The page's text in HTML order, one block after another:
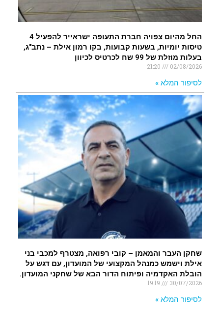
החל מהיום צפויה חברת התעופה ישראייר להפעיל 4
טיסות יומיות, בשעות קבועות, בקו רמון אילת – נתב"ג,
בעלות מוזלת של 99 שח לכרטיס לכיוון
02/08/2026
לסיפור המלא »
שחקן העבר והמאמן – קובי רפואה, מצטרף למכבי בני
אילת וישמש כמנהל המקצועי של המועדון, עם דגש על
הובלת האקדמיה ופיתוח הדור הבא של שחקני המועדון.
30/07/2026
לסיפור המלא »